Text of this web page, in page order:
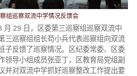
组巡察双流中学情况反馈会
月 29 日，区委第三巡察组巡察双流中
三巡察组组长苟小兵代表巡察组向双流
子反馈了巡察情况。区纪委常委、区委
领导小组成员张亚丁，区教育局党组副
并对双流中学抓好巡察整改工作提出要